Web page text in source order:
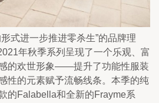
式进一步推进零杀生”的品牌理
年秋季系列呈现了一个乐观、富
的欢世形象——提升了功能性服装
性的元素赋予流畅线条。本季的纯
的Falabella和全新的Frayme系